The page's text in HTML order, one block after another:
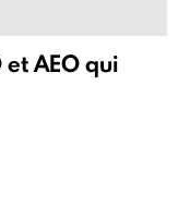
AEO qui